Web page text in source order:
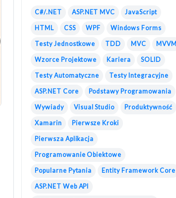
C#/.NET ASP.NET MVC JavaScript
HTML CSS WPF Windows Forms
Testy Jednostkowe TDD MVC MVVM
Wzorce Projektowe Kariera SOLID
Testy Automatyczne Testy Integracyjne
ASP.NET Core Podstawy Programowania
Wywiady Visual Studio Produktywność
Xamarin Pierwsze Kroki
Pierwsza Aplikacja
Programowanie Obiektowe
Popularne Pytania Entity Framework Core
ASP.NET Web API